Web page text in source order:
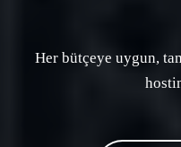
Her bütçeye uygun,